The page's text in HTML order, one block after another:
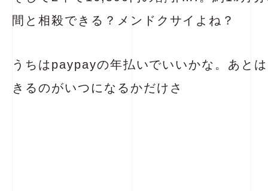
間と相殺できる？メンドクサイよね？
うちはpaypayの年払いでいいかな。あと
きるのがいつになるかだけさ